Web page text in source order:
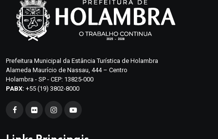
Prefeitura Municipal da Estância Turística de Holambra
Alameda Maurício de Nassau, 444 – Centro
Holambra - SP - CEP: 13825-000
PABX: +55 (19) 3802-8000